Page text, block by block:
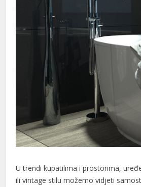
U trendi kupatilima i prostorima,
ili vintage stilu možemo vidjeti